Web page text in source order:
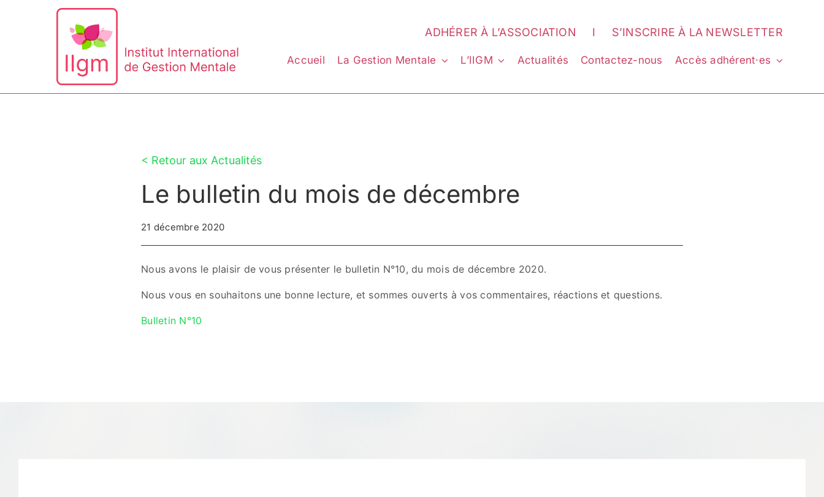
ADHÉRER À L’ASSOCIATION I S’INSCRIRE À LA NEWSLETTER
Accueil La Gestion Mentale L’IIGM Actualités Contactez-nous Accès adhérent·es
< Retour aux Actualités
Le bulletin du mois de décembre
21 décembre 2020
Nous avons le plaisir de vous présenter le bulletin N°10, du mois de décembre 2020.
Nous vous en souhaitons une bonne lecture, et sommes ouverts à vos commentaires, réactions et questions.
Bulletin N°10